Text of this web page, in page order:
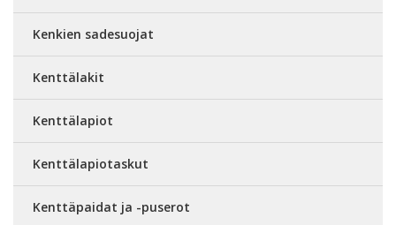
Kenkien sadesuojat
Kenttälakit
Kenttälapiot
Kenttälapiotaskut
Kenttäpaidat ja -puserot